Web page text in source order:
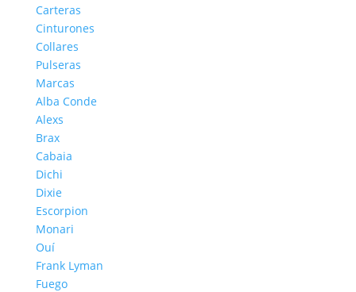
Carteras
Cinturones
Collares
Pulseras
Marcas
Alba Conde
Alexs
Brax
Cabaia
Dichi
Dixie
Escorpion
Monari
Ouí
Frank Lyman
Fuego